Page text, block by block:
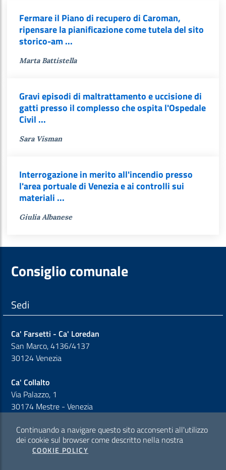
Fermare il Piano di recupero di Caroman,
ripensare la pianificazione come tutela del sito
storico-am ...
Marta Battistella
Gravi episodi di maltrattamento e uccisione di
gatti presso il complesso che ospita l'Ospedale
Civil ...
Sara Visman
Interrogazione in merito all'incendio presso
l'area portuale di Venezia e ai controlli sui
materiali ...
Giulia Albanese
Consiglio comunale
Sedi
Ca' Farsetti - Ca' Loredan
San Marco, 4136/4137
30124 Venezia
Ca' Collalto
Via Palazzo, 1
30174 Mestre - Venezia
Sezione Link Policy
Cookie policy
Continuando a navigare questo sito acconsenti all'utilizzo
dei cookie sul browser come descritto nella nostra
COOKIE POLICY